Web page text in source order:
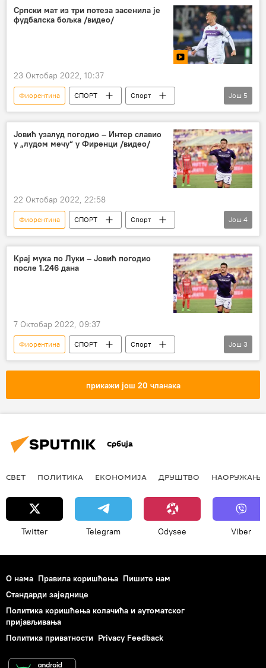
Српски мат из три потеза засенила је
фудбалска бољка /видео/
23 Октобар 2022, 10:37
Фиорентина СПОРТ
Спорт
Фудбал
Серија А
Лука Јовић
Никола Миленковић
Интер
Још 5
Јовић узалуд погодио – Интер славио
у „лудом мечу“ у Фиренци /видео/
22 Октобар 2022, 22:58
Фиорентина СПОРТ
Спорт
Фудбал
Лука Јовић
Интер
Никола Миленковић
Још 4
Крај мука по Луки – Јовић погодио
после 1.246 дана
7 Октобар 2022, 09:37
Фиорентина СПОРТ
Спорт
Фудбал
Лука Јовић
Још 3
прикажи још 20 чланака
Србија
СВЕТ ПОЛИТИКА ЕКОНОМИЈА ДРУШТВО НАОРУЖАЊЕ
Twitter Telegram Odysee Viber
О нама Правила коришћења Пишите нам
Стандарди заједнице
Политика коришћења колачића и аутоматског
пријављивања
Политика приватности Privacy Feedback